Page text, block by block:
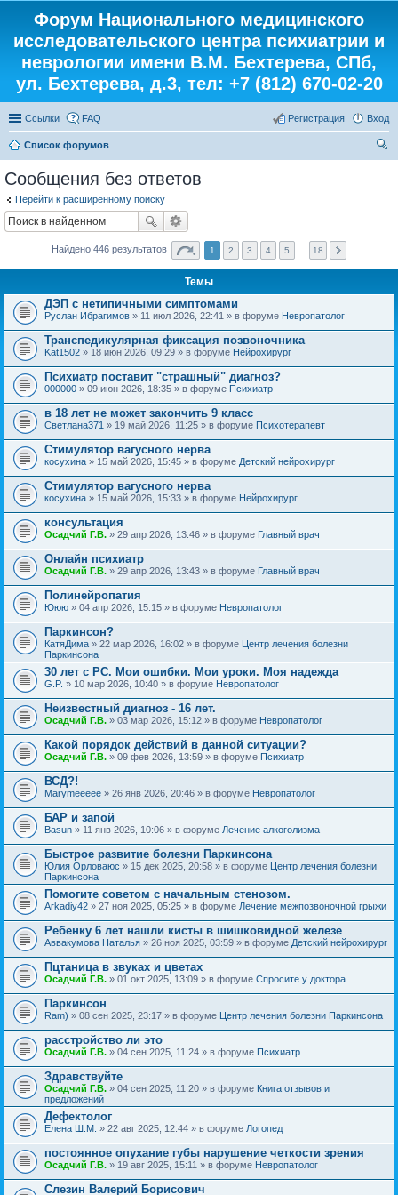
Форум Национального медицинского
исследовательского центра психиатрии и
неврологии имени В.М. Бехтерева, СПб,
ул. Бехтерева, д.3, тел: +7 (812) 670-02-20
Ссылки FAQ Вход
Регистрация
Список форумов
Сообщения без ответов
Перейти к расширенному поиску
Найдено 446 результатов 1 2 3 4 5 18
Темы
ДЭП с нетипичными симптомами
Руслан Ибрагимов » 11 июл 2026, 22:41 » в форуме Невропатолог
Транспедикулярная фиксация позвоночника
Kat1502 » 18 июн 2026, 09:29 » в форуме Нейрохирург
Психиатр поставит "страшный" диагноз?
000000 » 09 июн 2026, 18:35 » в форуме Психиатр
в 18 лет не может закончить 9 класс
Светлана371 » 19 май 2026, 11:25 » в форуме Психотерапевт
Стимулятор вагусного нерва
косухина » 15 май 2026, 15:45 » в форуме Детский нейрохирург
Стимулятор вагусного нерва
косухина » 15 май 2026, 15:33 » в форуме Нейрохирург
консультация
Осадчий Г.В. » 29 апр 2026, 13:46 » в форуме Главный врач
Онлайн психиатр
Осадчий Г.В. » 29 апр 2026, 13:43 » в форуме Главный врач
Полинейропатия
Ююю » 04 апр 2026, 15:15 » в форуме Невропатолог
Паркинсон?
КатяДима » 22 мар 2026, 16:02 » в форуме Центр лечения болезни
Паркинсона
30 лет с РС. Мои ошибки. Мои уроки. Моя надежда
G.P. » 10 мар 2026, 10:40 » в форуме Невропатолог
Неизвестный диагноз - 16 лет.
Осадчий Г.В. » 03 мар 2026, 15:12 » в форуме Невропатолог
Какой порядок действий в данной ситуации?
Осадчий Г.В. » 09 фев 2026, 13:59 » в форуме Психиатр
ВСД?!
Marymeeeee » 26 янв 2026, 20:46 » в форуме Невропатолог
БАР и запой
Basun » 11 янв 2026, 10:06 » в форуме Лечение алкоголизма
Быстрое развитие болезни Паркинсона
Юлия Орловаюс » 15 дек 2025, 20:58 » в форуме Центр лечения болезни
Паркинсона
Помогите советом с начальным стенозом.
Arkadiy42 » 27 ноя 2025, 05:25 » в форуме Лечение межпозвоночной грыжи
Ребенку 6 лет нашли кисты в шишковидной железе
Аввакумова Наталья » 26 ноя 2025, 03:59 » в форуме Детский нейрохирург
Пцтаница в звуках и цветах
Осадчий Г.В. » 01 окт 2025, 13:09 » в форуме Спросите у доктора
Паркинсон
Ram) » 08 сен 2025, 23:17 » в форуме Центр лечения болезни Паркинсона
расстройство ли это
Осадчий Г.В. » 04 сен 2025, 11:24 » в форуме Психиатр
Здравствуйте
Осадчий Г.В. » 04 сен 2025, 11:20 » в форуме Книга отзывов и
предложений
Дефектолог
Елена Ш.М. » 22 авг 2025, 12:44 » в форуме Логопед
постоянное опухание губы нарушение четкости зрения
Осадчий Г.В. » 19 авг 2025, 15:11 » в форуме Невропатолог
Слезин Валерий Борисович